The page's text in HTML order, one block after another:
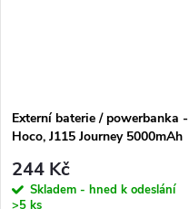
Externí baterie / powerbanka -
Hoco, J115 Journey 5000mAh
244 Kč
Skladem - hned k odeslání
>5 ks